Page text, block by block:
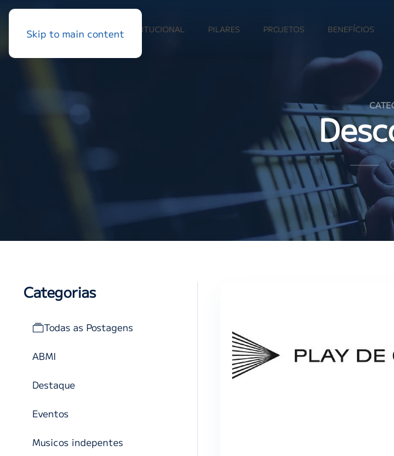
Skip to main content INSTITUCIONAL PILARES PROJETOS BENEFÍCIOS
Categorias
Todas as Postagens
ABMI
Destaque
Eventos
Musicos indepentes